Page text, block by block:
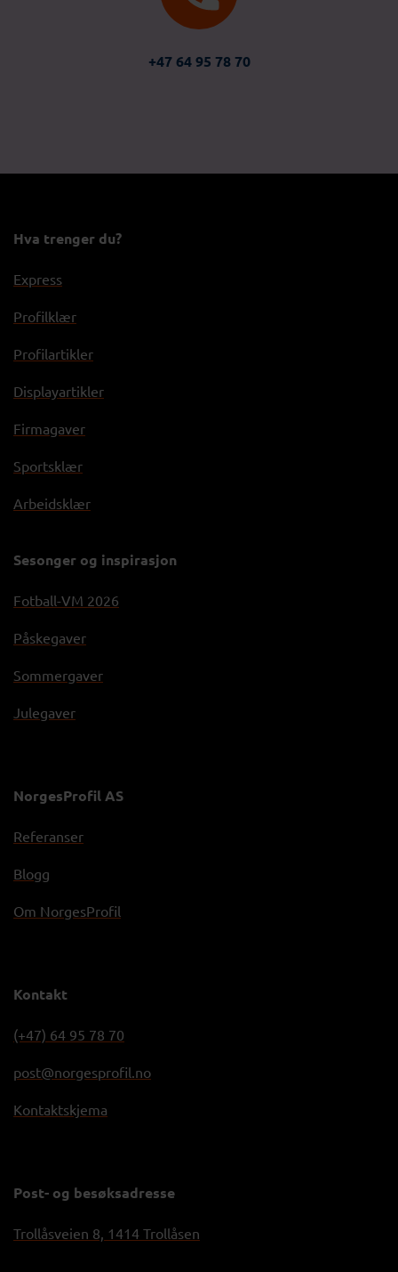
+47 64 95 78 70
Hva trenger du?
Express
Profilklær
Profilartikler
Displayartikler
Firmagaver
Sportsklær
Arbeidsklær
Sesonger og inspirasjon
Fotball-VM 2026
Påskegaver
Sommergaver
Julegaver
NorgesProfil AS
Referanser
Blogg
Om NorgesProfil
Kontakt
(+47) 64 95 78 70
post@norgesprofil.no
Kontaktskjema
Post- og besøksadresse
Trollåsveien 8, 1414 Trollåsen